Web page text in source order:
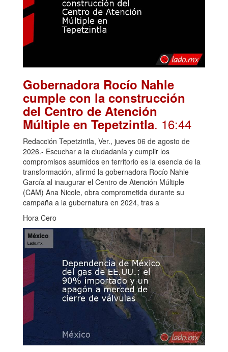
Gobernadora Rocío Nahle
cumple con la construcción
del Centro de Atención
Múltiple en Tepetzintla. 16:44
Redacción Tepetzintla, Ver., jueves 06 de agosto de
2026.- Escuchar a la ciudadanía y cumplir los
compromisos asumidos en territorio es la esencia de la
transformación, afirmó la gobernadora Rocío Nahle
García al inaugurar el Centro de Atención Múltiple
(CAM) Ana Nicole, obra comprometida durante su
campaña a la gubernatura en 2024, tras a
Hora Cero